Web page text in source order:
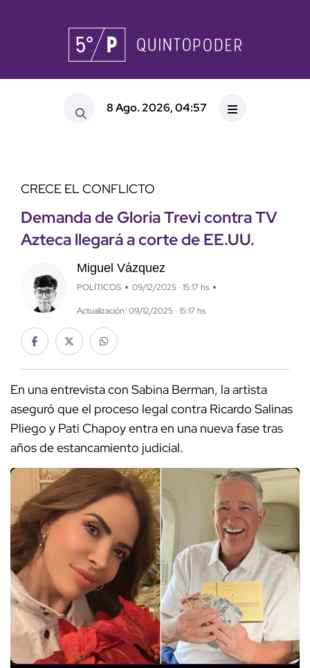
8 Ago. 2026, 04:57
CRECE EL CONFLICTO
Demanda de Gloria Trevi contra TV
Azteca llegará a corte de EE.UU.
Miguel Vázquez
POLÍTICOS 09/12/2025 · 15:17 hs
Actualización: 09/12/2025 · 15:17 hs
En una entrevista con Sabina Berman, la artista
aseguró que el proceso legal contra Ricardo Salinas
Pliego y Pati Chapoy entra en una nueva fase tras
años de estancamiento judicial.